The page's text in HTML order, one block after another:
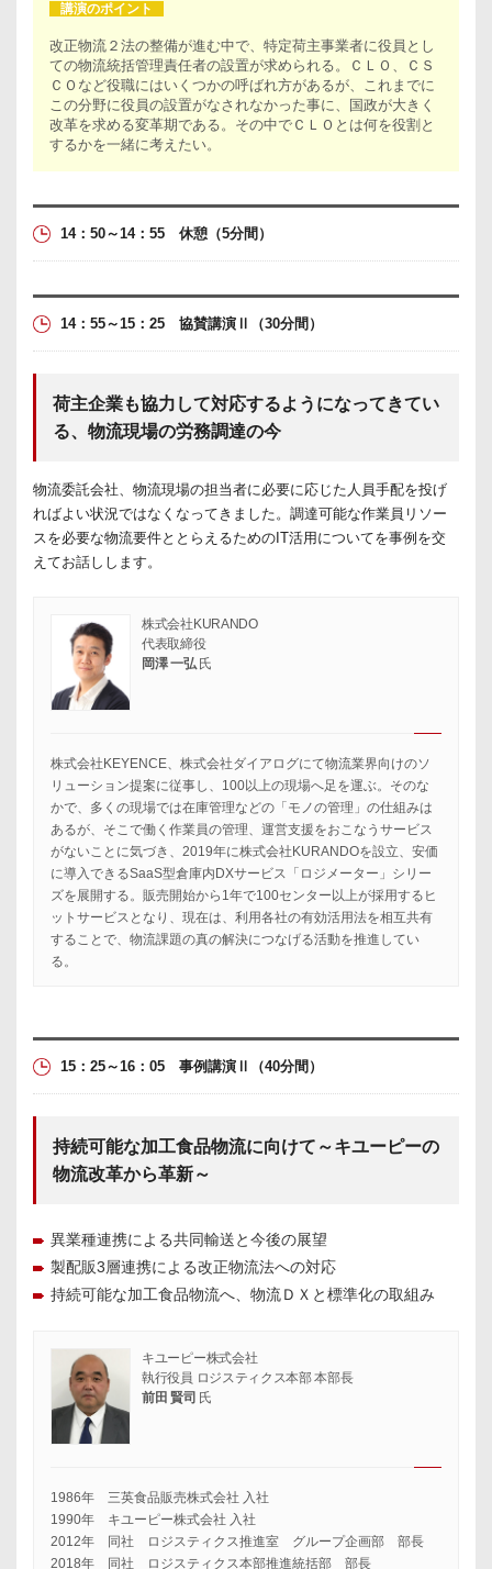
講演のポイント
改正物流２法の整備が進む中で、特定荷主事業者に役員とし
ての物流統括管理責任者の設置が求められる。ＣＬＯ、ＣＳ
ＣＯなど役職にはいくつかの呼ばれ方があるが、これまでに
この分野に役員の設置がなされなかった事に、国政が大きく
改革を求める変革期である。その中でＣＬＯとは何を役割と
するかを一緒に考えたい。
14：50～14：55 休憩 （5分間）
14：55～15：25 協賛講演Ⅱ （30分間）
荷主企業も協力して対応するようになってきてい
る、物流現場の労務調達の今
物流委託会社、物流現場の担当者に必要に応じた人員手配を投げ
ればよい状況ではなくなってきました。調達可能な作業員リソー
スを必要な物流要件ととらえるためのIT活用についてを事例を交
えてお話しします。
株式会社KURANDO
代表取締役
岡澤 一弘氏
株式会社KEYENCE、株式会社ダイアログにて物流業界向けのソ
リューション提案に従事し、100以上の現場へ足を運ぶ。そのな
かで、多くの現場では在庫管理などの「モノの管理」の仕組みは
あるが、そこで働く作業員の管理、運営支援をおこなうサービス
がないことに気づき、2019年に株式会社KURANDOを設立、安価
に導入できるSaaS型倉庫内DXサービス「ロジメーター」シリー
ズを展開する。販売開始から1年で100センター以上が採用するヒ
ットサービスとなり、現在は、利用各社の有効活用法を相互共有
することで、物流課題の真の解決につなげる活動を推進してい
る。
15：25～16：05 事例講演Ⅱ （40分間）
持続可能な加工食品物流に向けて～キユーピーの
物流改革から革新～
異業種連携による共同輸送と今後の展望
製配販3層連携による改正物流法への対応
持続可能な加工食品物流へ、物流ＤＸと標準化の取組み
キユーピー株式会社
執行役員 ロジスティクス本部 本部長
前田 賢司 氏
1986年 三英食品販売株式会社 入社
1990年 キユーピー株式会社 入社
2012年 同社 ロジスティクス推進室 グループ企画部 部長
2018年 同社 ロジスティクス本部推進統括部 部長